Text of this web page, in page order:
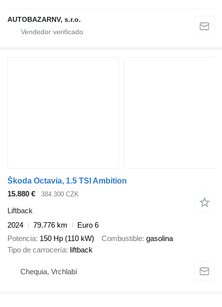
AUTOBAZARNV, s.r.o.
Škoda Octavia, 1.5 TSI Ambition
15.880 €
384.300 CZK
Liftback
2024
79.776 km
Euro 6
Potencia 150 Hp (110 kW) Combustible gasolina
Tipo de carrocería liftback
Chequia, Vrchlabí